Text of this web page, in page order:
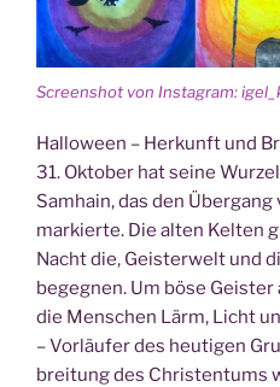
Screen­shot von Insta­gram:
Hal­lo­ween – Her­kunft und
31. Okto­ber hat sei­ne
Sam­hain, das den
mar­kier­te. Die alten Kel­ten
Nacht die, Geis­ter­welt und
begeg­nen. Um böse
die Men­schen Lärm, Licht
– Vor­läu­fer des heu­ti­gen
brei­tung des Chris­ten­tums